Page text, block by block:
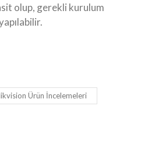
olup, gerekli kurulum
Ürün İncelemeleri